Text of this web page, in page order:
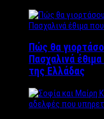
Πώς θα
Πασχαλινά
της Ελλάδας